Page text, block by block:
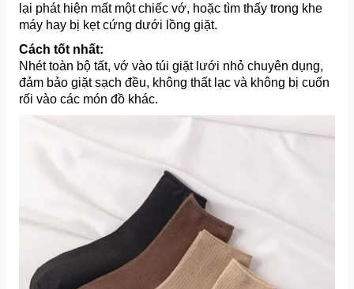
lại phát hiện mất một chiếc vớ, hoặc tìm thấy trong khe
máy hay bị kẹt cứng dưới lồng giặt.
Cách tốt nhất:
Nhét toàn bộ tất, vớ vào túi giặt lưới nhỏ chuyên dụng,
đảm bảo giặt sạch đều, không thất lạc và không bị cuốn
rối vào các món đồ khác.